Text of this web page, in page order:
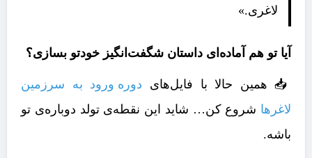
لاغری.»
آیا تو هم آماده‌ای داستان شگفت‌انگیز خودتو بسازی؟
📥 همین حالا با فایل‌های دوره ورود به سرزمین
لاغرها شروع کن… شاید این نقطه‌ی تولد دوباره‌ی تو
باشه.